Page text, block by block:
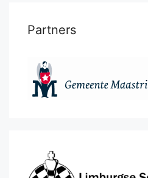
Partners